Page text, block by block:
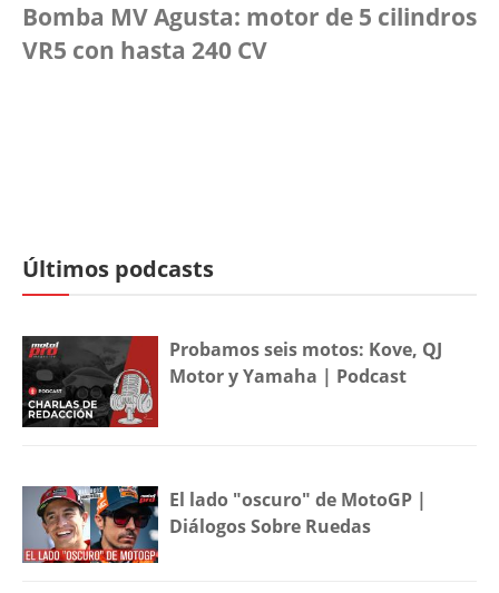
Bomba MV Agusta: motor de 5 cilindros
VR5 con hasta 240 CV
Últimos podcasts
Probamos seis motos: Kove, QJ
Motor y Yamaha | Podcast
El lado "oscuro" de MotoGP |
Diálogos Sobre Ruedas